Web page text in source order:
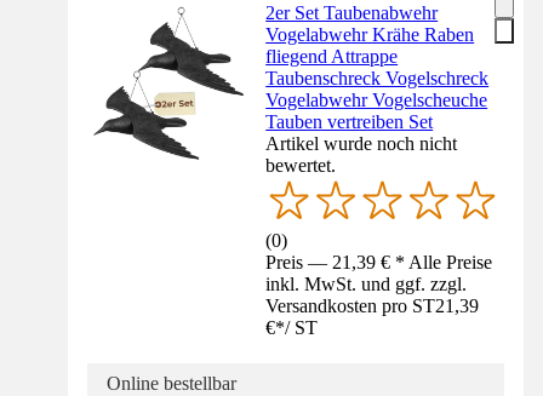
2er Set Taubenabwehr
Vogelabwehr Krähe Raben
fliegend Attrappe
Taubenschreck Vogelschreck
Vogelabwehr Vogelscheuche
Tauben vertreiben Set
Artikel wurde noch nicht
bewertet.
(0)
Preis — 21,39 € * Alle Preise
inkl. MwSt. und ggf. zzgl.
Versandkosten pro ST21,39
€*/ ST
Online bestellbar